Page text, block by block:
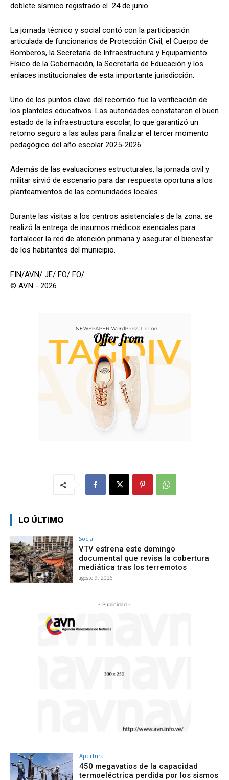
doblete sísmico registrado el 24 de junio.
La jornada técnico y social contó con la participación
articulada de funcionarios de Protección Civil, el Cuerpo de
Bomberos, la Secretaría de Infraestructura y Equipamiento
Físico de la Gobernación, la Secretaría de Educación y los
enlaces institucionales de esta importante jurisdicción.
Uno de los puntos clave del recorrido fue la verificación de
los planteles educativos. Las autoridades constataron el buen
estado de la infraestructura escolar, lo que garantizó un
retorno seguro a las aulas para finalizar el tercer momento
pedagógico del año escolar 2025-2026.
Además de las evaluaciones estructurales, la jornada civil y
militar sirvió de escenario para dar respuesta oportuna a los
planteamientos de las comunidades locales.
Durante las visitas a los centros asistenciales de la zona, se
realizó la entrega de insumos médicos esenciales para
fortalecer la red de atención primaria y asegurar el bienestar
de los habitantes del municipio.
FIN/AVN/ JE/ FO/ FO/
© AVN - 2026
LO ÚLTIMO
Social
VTV estrena este domingo
documental que revisa la cobertura
mediática tras los terremotos
agosto 9, 2026
- Publicidad -
Apertura
450 megavatios de la capacidad
termoeléctrica perdida por los sismos